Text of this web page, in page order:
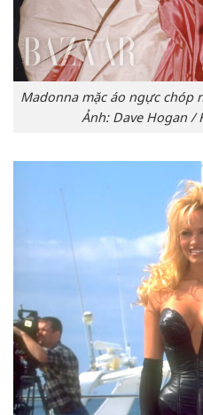
Madonna mặc áo ngực chóp
Ảnh: Dave Hogan /